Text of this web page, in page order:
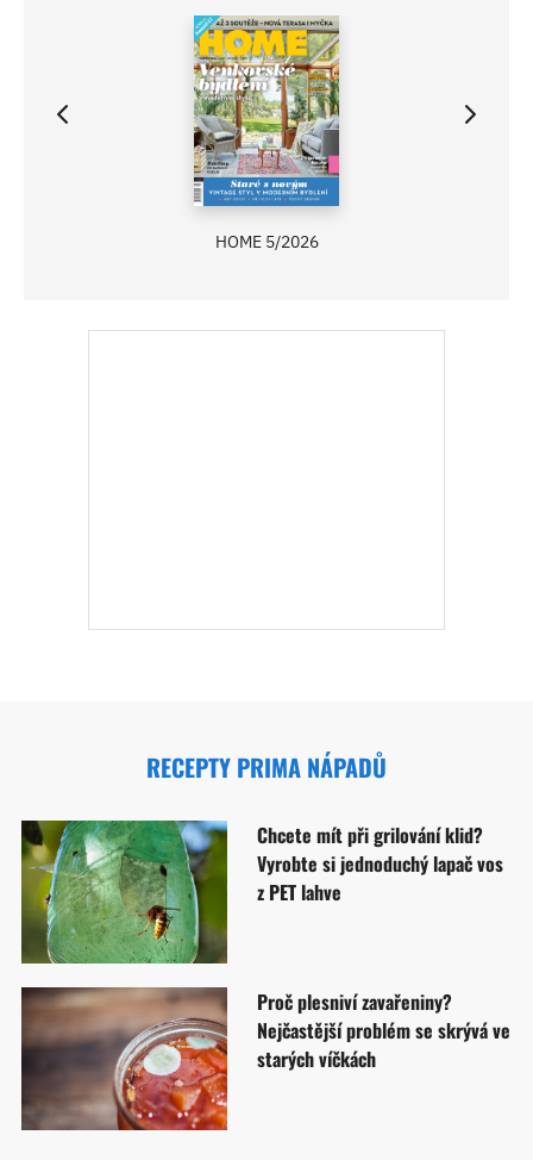
HOME 5/2026
RECEPTY PRIMA NÁPADŮ
Chcete mít při grilování klid?
Vyrobte si jednoduchý lapač vos
z PET lahve
Proč plesniví zavařeniny?
Nejčastější problém se skrývá ve
starých víčkách